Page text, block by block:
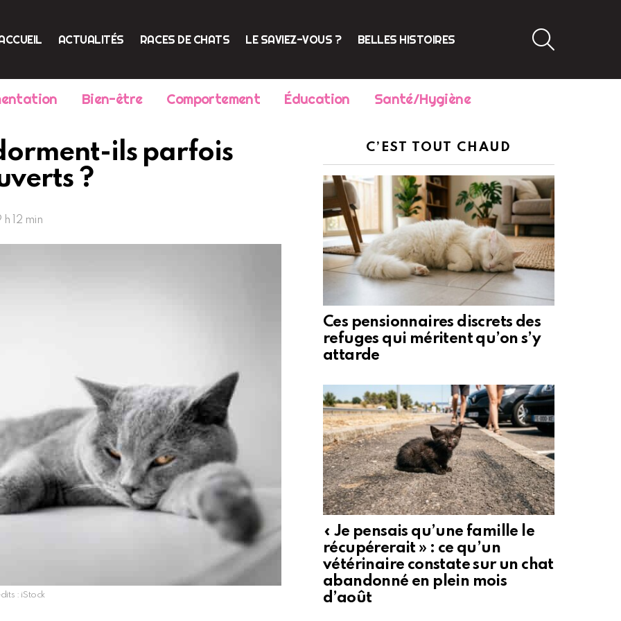
ACTUALITÉS RACES DE CHATS LE SAVIEZ-VOUS ? BELLES HISTOIRES
Bien-être Comportement Éducation Santé/Hygiène
ils parfois
?
12 min
: iStock
C’EST TOUT CHAUD
Ces pensionnaires discrets des
refuges qui méritent qu’on s’y
attarde
« Je pensais qu’une famille le
récupérerait » : ce qu’un
vétérinaire constate sur un chat
abandonné en plein mois
d’août